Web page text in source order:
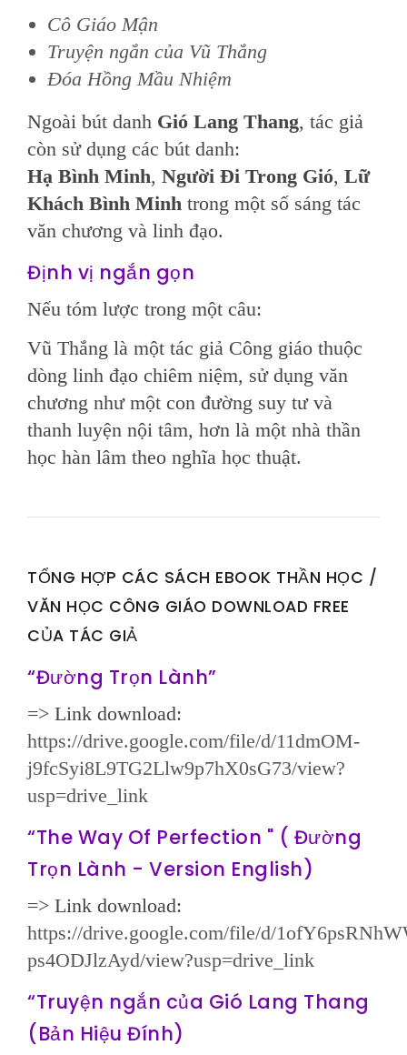
Cô Giáo Mận
Truyện ngắn của Vũ Thắng
Đóa Hồng Mầu Nhiệm
Ngoài bút danh Gió Lang Thang, tác giả
còn sử dụng các bút danh:
Hạ Bình Minh, Người Đi Trong Gió, Lữ
Khách Bình Minh trong một số sáng tác
văn chương và linh đạo.
Định vị ngắn gọn
Nếu tóm lược trong một câu:
Vũ Thắng là một tác giả Công giáo thuộc
dòng linh đạo chiêm niệm, sử dụng văn
chương như một con đường suy tư và
thanh luyện nội tâm, hơn là một nhà thần
học hàn lâm theo nghĩa học thuật.
TỔNG HỢP CÁC SÁCH EBOOK THẦN HỌC /
VĂN HỌC CÔNG GIÁO DOWNLOAD FREE
CỦA TÁC GIẢ
“Đường Trọn Lành”
=> Link download:
https://drive.google.com/file/d/11dmOM-
j9fcSyi8L9TG2Llw9p7hX0sG73/view?
usp=drive_link
“The Way Of Perfection " ( Đường
Trọn Lành - Version English)
=> Link download:
https://drive.google.com/file/d/
ps4ODJlzAyd/view?usp=drive_link
“Truyện ngắn của Gió Lang Thang
(Bản Hiệu Đính)